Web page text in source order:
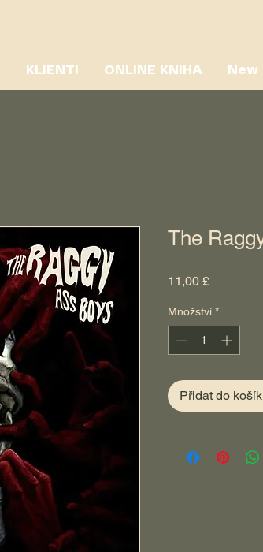
KLIENTI ONLINE KNIHA New
The
11,00 £Cena
Množství *
Přidat do